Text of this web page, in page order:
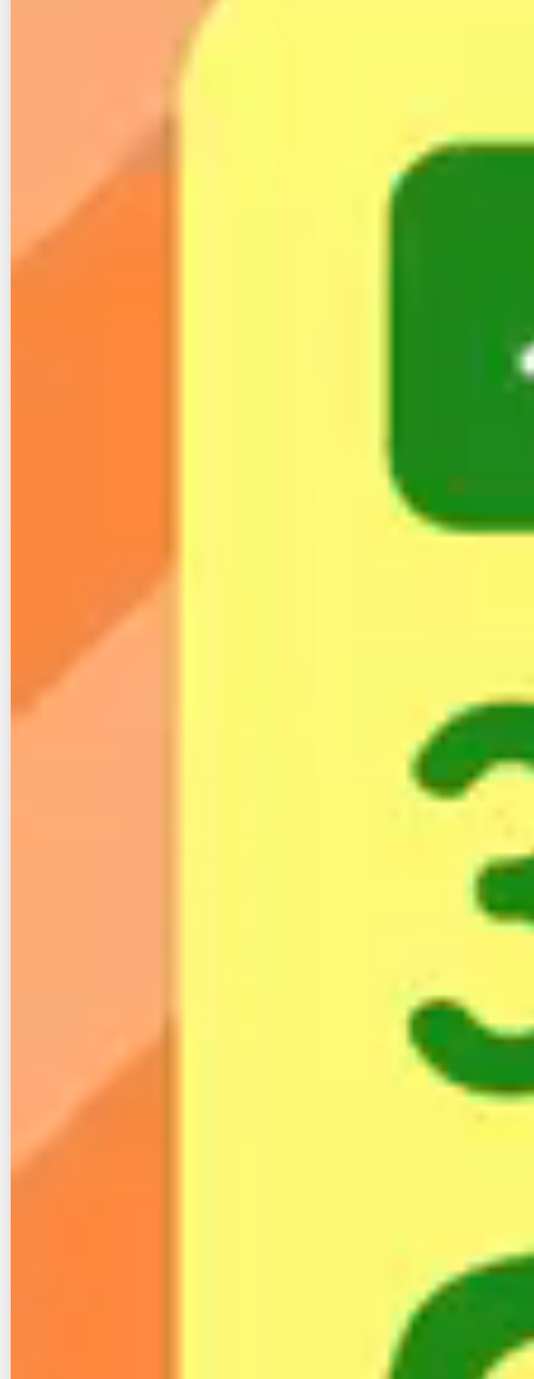
集合住宅の場合、ネット単体で1Gプランは月額5,060
円、テレビ（ファミリーA）単体で5,720円かかりま
それに対し、ネット＋テレビ（ファミリーA）は
電話を加えた3点セットでも9,790円
と、電話の追加負担は660円にとどまります。
一方、一戸建ての場合は、前のセクションで確認した
とおり、ネット単体で1Gプランは月額6,977円、テレ
ビ（ファミリーA）単体で5,720円かかります。
支払い管理のしやすさも副次的なメリットとして働き
2-4.光！10ギガキャンペーンの適用条
という破格の価格で10ギガサービスを始めら
10ギガキャンペーンには期間が限定されている点には
高速ルーターが標準提供さ
れるため、別途でルーターを準備する必要もありませ